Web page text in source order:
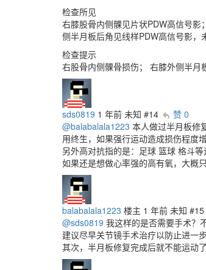
检查所见
右膝股骨内侧髁见片状PDW高信号
侧半月板后角见线样PDW高信号影
检查提示
右股骨内侧髁骨损伤； 右膝外侧半
sds0819 1 年前 未知 #14
赞 0
@balabalala1223 本人做过半月板修
用终生，如果强行运动造成损伤程度
另外高对抗指的是：足球 篮球 格斗
如果还是想做心率强的高有氧，大概
balabalala1223 楼主 1 年前 未知 #15
@sds0819 我这样的是否需要手术？
建议尽早关节镜手术治疗以防止进一
其次，半月板修复完成后就不能运动了